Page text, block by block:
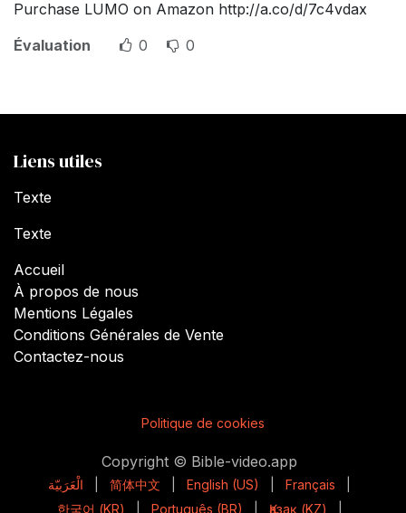
Purchase LUMO on Amazon http://a.co/d/7c4vdax
Évaluation
0 0
Liens utiles
Texte
Texte
Accueil
À propos de nous
Mentions Légales
Conditions Générales de Vente
Contactez-nous
Politique de cookies
Copyright © Bible-video.app
الْعَرَبيّة 简体中文 English (US) Français
한국어 (KR)
Português (BR) Қазақ (KZ)